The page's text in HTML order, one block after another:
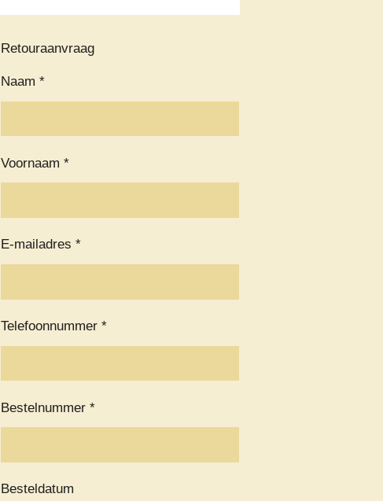
Retouraanvraag
Naam *
Voornaam *
E-mailadres *
Telefoonnummer *
Bestelnummer *
Besteldatum